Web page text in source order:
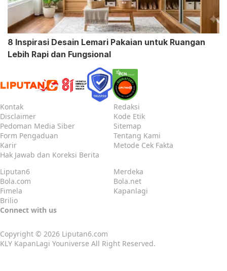
8 Inspirasi Desain Lemari Pakaian untuk Ruangan
Lebih Rapi dan Fungsional
Kontak
Redaksi
Disclaimer
Kode Etik
Pedoman Media Siber
Sitemap
Form Pengaduan
Tentang Kami
Karir
Metode Cek Fakta
Hak Jawab dan Koreksi Berita
Liputan6
Merdeka
Bola.com
Bola.net
Fimela
Kapanlagi
Brilio
Connect with us
Copyright © 2026 Liputan6.com
KLY KapanLagi Youniverse All Right Reserved.